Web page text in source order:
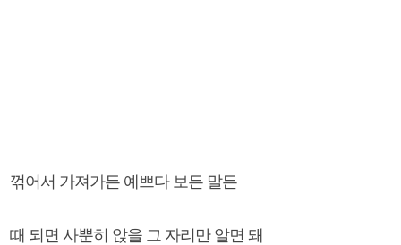
꺾어서 가져가든 예쁘다 보든 말든
때 되면 사뿐히 앉을 그 자리만 알면 돼